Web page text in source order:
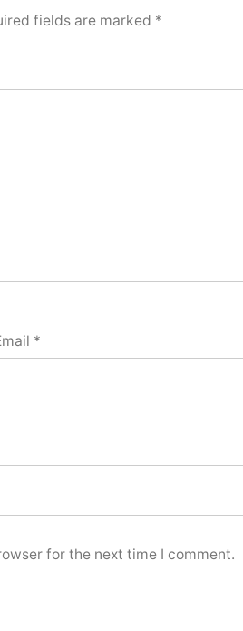
fields are marked *
*
for the next time I comment.